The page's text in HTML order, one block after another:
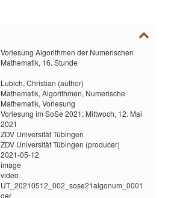
Vorlesung Algorithmen der Numerischen
Mathematik, 16. Stunde
Lubich, Christian (author)
Mathematik, Algorithmen, Numerische
Mathematik, Vorlesung
Vorlesung im SoSe 2021; Mittwoch, 12. Mai
2021
ZDV Universität Tübingen
ZDV Universität Tübingen (producer)
2021-05-12
image
video
UT_20210512_002_sose21algonum_0001
ger